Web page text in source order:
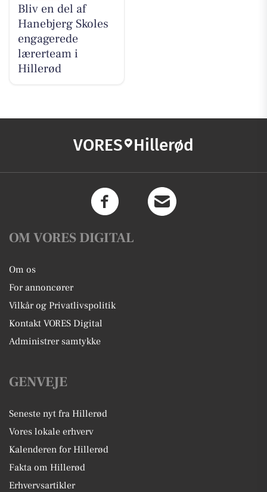
Bliv en del af
Hanebjerg Skoles
engagerede
lærerteam i
Hillerød
VORES Hillerød
OM VORES DIGITAL
Om os
For annoncører
Vilkår og Privatlivspolitik
Kontakt VORES Digital
Administrer samtykke
GENVEJE
Seneste nyt fra Hillerød
Vores lokale erhverv
Kalenderen for Hillerød
Fakta om Hillerød
Erhvervsartikler